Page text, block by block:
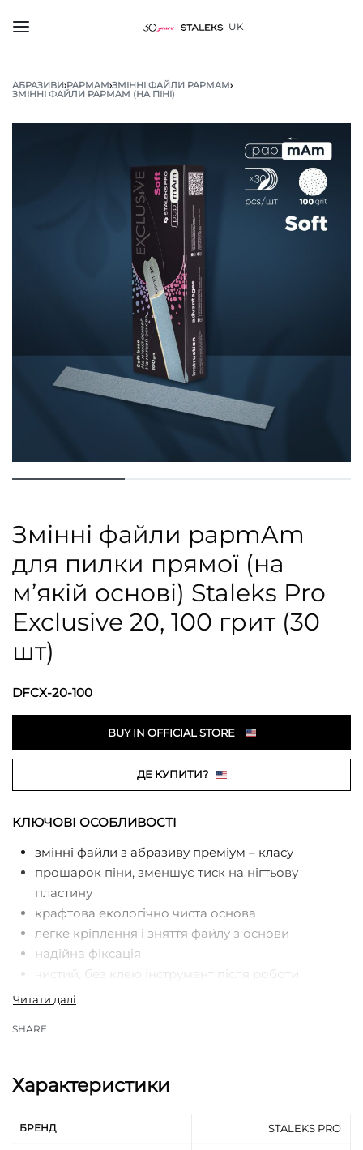
UK
АБРАЗИВИ›PAPMAM›ЗМІННІ ФАЙЛИ PAPMAM›
ЗМІННІ ФАЙЛИ PAPMAM (НА ПІНІ)
Змінні файли papmAm
для пилки прямої (на
м’якій основі) Staleks Pro
Exclusive 20, 100 грит (30
шт)
DFCX-20-100
BUY IN OFFICIAL STORE
ДЕ КУПИТИ?
КЛЮЧОВІ ОСОБЛИВОСТІ
змінні файли з абразиву преміум – класу
прошарок піни, зменшує тиск на нігтьову
пластину
крафтова екологічно чиста основа
легке кріплення і зняття файлу з основи
надійна фіксація
чистий, без клею інструмент після роботи
для одноразового використання
MBE-20, SPBE-20, WBE-20
SHARE
Характеристики
БРЕНД STALEKS PRO